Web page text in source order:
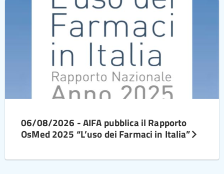
06/08/2026 - AIFA pubblica il Rapporto
OsMed 2025 “L’uso dei Farmaci in Italia”